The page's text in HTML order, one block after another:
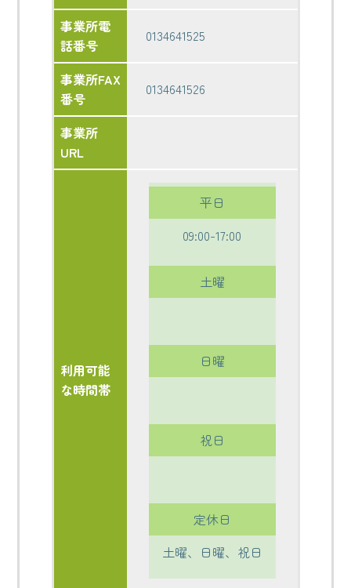
事業所電
話番号
0134641525
事業所FAX
番号
0134641526
事業所
URL
利用可能
な時間帯
平日
09:00-17:00
土曜
日曜
祝日
定休日
土曜、日曜、祝日